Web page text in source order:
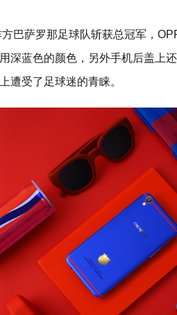
巴萨罗那足球队斩获总冠军，
深蓝色的颜色，另外手机后盖上
遭受了足球迷的青睐。